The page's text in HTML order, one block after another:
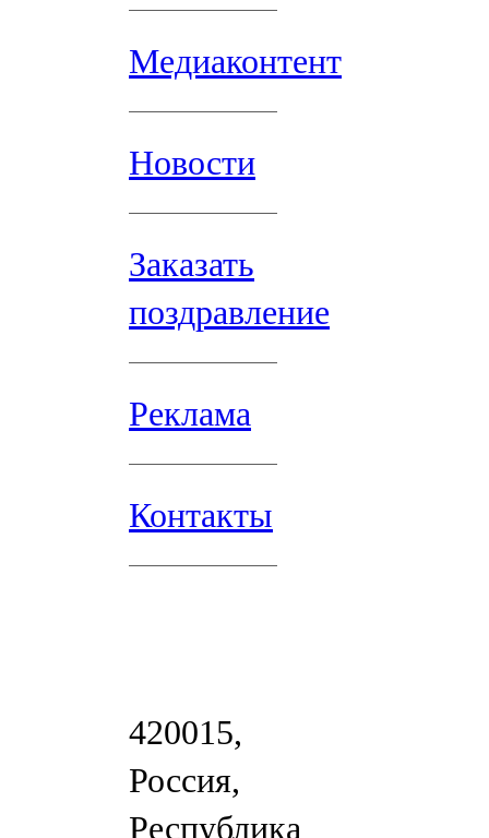
Медиаконтент
Новости
Заказать
поздравление
Реклама
Контакты
420015,
Россия,
Республика